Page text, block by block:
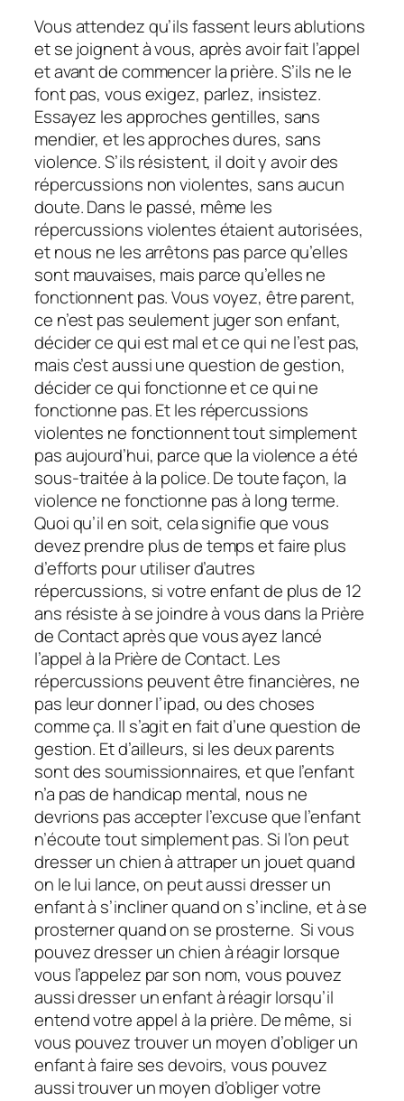
Vous attendez qu’ils fassent leurs ablutions
et se joignent à vous, après avoir fait l’appel
et avant de commencer la prière. S’ils ne le
font pas, vous exigez, parlez, insistez.
Essayez les approches gentilles, sans
mendier, et les approches dures, sans
violence. S’ils résistent, il doit y avoir des
répercussions non violentes, sans aucun
doute. Dans le passé, même les
répercussions violentes étaient autorisées,
et nous ne les arrêtons pas parce qu’elles
sont mauvaises, mais parce qu’elles ne
fonctionnent pas. Vous voyez, être parent,
ce n’est pas seulement juger son enfant,
décider ce qui est mal et ce qui ne l’est pas,
mais c’est aussi une question de gestion,
décider ce qui fonctionne et ce qui ne
fonctionne pas. Et les répercussions
violentes ne fonctionnent tout simplement
pas aujourd’hui, parce que la violence a été
sous-traitée à la police. De toute façon, la
violence ne fonctionne pas à long terme.
Quoi qu’il en soit, cela signifie que vous
devez prendre plus de temps et faire plus
d’efforts pour utiliser d’autres
répercussions, si votre enfant de plus de 12
ans résiste à se joindre à vous dans la Prière
de Contact après que vous ayez lancé
l’appel à la Prière de Contact. Les
répercussions peuvent être financières, ne
pas leur donner l’ipad, ou des choses
comme ça. Il s’agit en fait d’une question de
gestion. Et d’ailleurs, si les deux parents
sont des soumissionnaires, et que l’enfant
n’a pas de handicap mental, nous ne
devrions pas accepter l’excuse que l’enfant
n’écoute tout simplement pas. Si l’on peut
dresser un chien à attraper un jouet quand
on le lui lance, on peut aussi dresser un
enfant à s’incliner quand on s’incline, et à se
prosterner quand on se prosterne. Si vous
pouvez dresser un chien à réagir lorsque
vous l’appelez par son nom, vous pouvez
aussi dresser un enfant à réagir lorsqu’il
entend votre appel à la prière. De même, si
vous pouvez trouver un moyen d’obliger un
enfant à faire ses devoirs, vous pouvez
aussi trouver un moyen d’obliger votre